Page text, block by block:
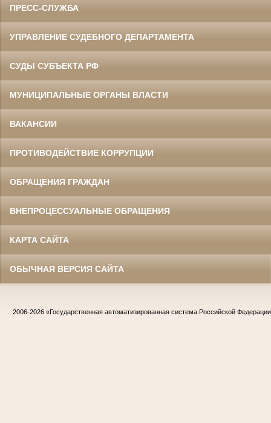
ПРЕСС-СЛУЖБА
УПРАВЛЕНИЕ СУДЕБНОГО ДЕПАРТАМЕНТА
СУДЫ СУБЪЕКТА РФ
МУНИЦИПАЛЬНЫЕ ОРГАНЫ ВЛАСТИ
ВАКАНСИИ
ПРОТИВОДЕЙСТВИЕ КОРРУПЦИИ
ОБРАЩЕНИЯ ГРАЖДАН
ВНЕПРОЦЕССУАЛЬНЫЕ ОБРАЩЕНИЯ
КАРТА САЙТА
ОБЫЧНАЯ ВЕРСИЯ САЙТА
2006-2026 «Государственная автоматизированная система Российской